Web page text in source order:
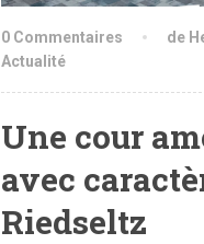
0 Commentaires
de
Actualité
Une cour
avec
Riedseltz